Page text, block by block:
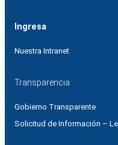
Ingresa
Nuestra Intranet
Transparencia
Gobierno Transparente
Solicitud de Información –